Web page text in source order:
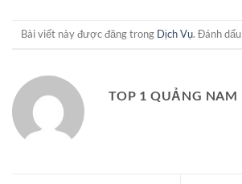
Bài viết này được đăng trong Dịch Vụ. Đánh dấu
TOP 1 QUẢNG NAM